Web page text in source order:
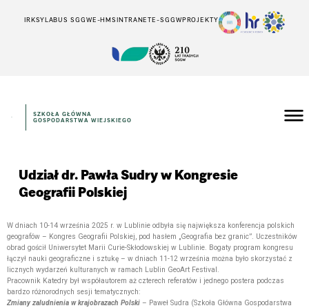
IRKSYLABUS SGGWE-HMSINTRANETE-SGGWPROJEKTY
SZKOŁA GŁÓWNA
GOSPODARSTWA WIEJSKIEGO
Udział dr. Pawła Sudry w Kongresie
Geografii Polskiej
W dniach 10-14 września 2025 r. w Lublinie odbyła się największa konferencja polskich
geografów – Kongres Geografii Polskiej, pod hasłem „Geografia bez granic”. Uczestników
obrad gościł Uniwersytet Marii Curie-Skłodowskiej w Lublinie. Bogaty program kongresu
łączył nauki geograficzne i sztukę – w dniach 11-12 września można było skorzystać z
licznych wydarzeń kulturanych w ramach Lublin GeoArt Festival.
Pracownik Katedry był współautorem aż czterech referatów i jednego postera podczas
bardzo różnorodnych sesji tematycznych:
Zmiany zaludnienia w krajobrazach Polski – Paweł Sudra (Szkoła Główna Gospodarstwa